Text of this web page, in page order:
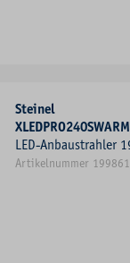
Steinel
LED-Anbaustrahler
3000K 1LED 2124lm
Artikelnummer